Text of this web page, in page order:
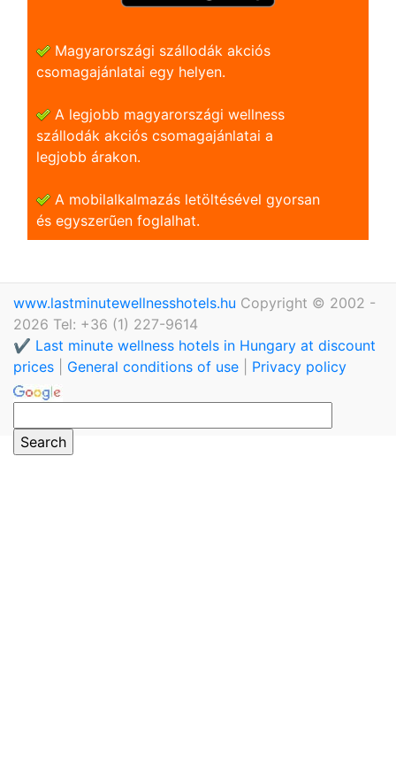
Magyarországi szállodák akciós
csomagajánlatai egy helyen.
A legjobb magyarországi wellness
szállodák akciós csomagajánlatai a
legjobb árakon.
A mobilalkalmazás letöltésével gyorsan
és egyszerũen foglalhat.
www.lastminutewellnesshotels.hu Copyright © 2002 -
2026 Tel: +36 (1) 227-9614
✔️ Last minute wellness hotels in Hungary at discount
prices
General conditions of use Privacy policy